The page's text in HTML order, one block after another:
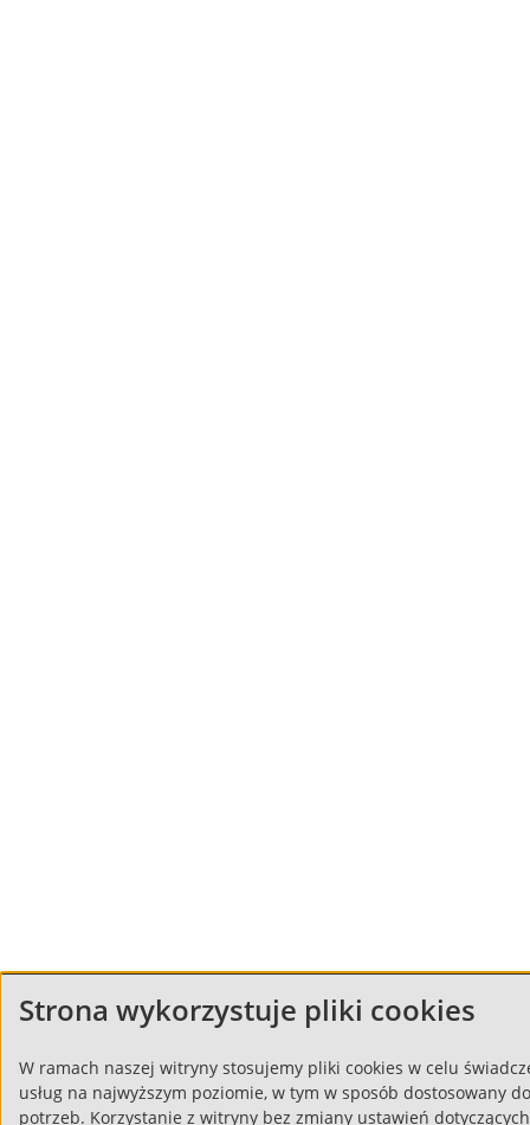
Strona wykorzystuje pliki cookies
W ramach naszej witryny stosujemy pliki cookies w celu
usług na najwyższym poziomie, w tym w sposób dostosowany
potrzeb. Korzystanie z witryny bez zmiany ustawień